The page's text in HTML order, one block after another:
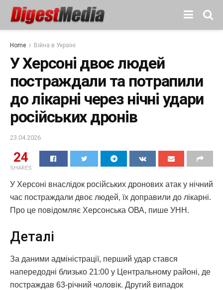
Home Війна в Україні
У Херсоні двоє людей
постраждали та потрапили
до лікарні через нічні удари
російських дронів
23.04.2026
24
SHARES
У Херсоні внаслідок російських дронових атак у нічний
час постраждали двоє людей, їх доправили до лікарні.
Про це повідомляє Херсонська ОВА, пише УНН.
Деталі
За даними адміністрації, перший удар стався
напередодні близько 21:00 у Центральному районі, де
постраждав 63-річний чоловік. Другий випадок